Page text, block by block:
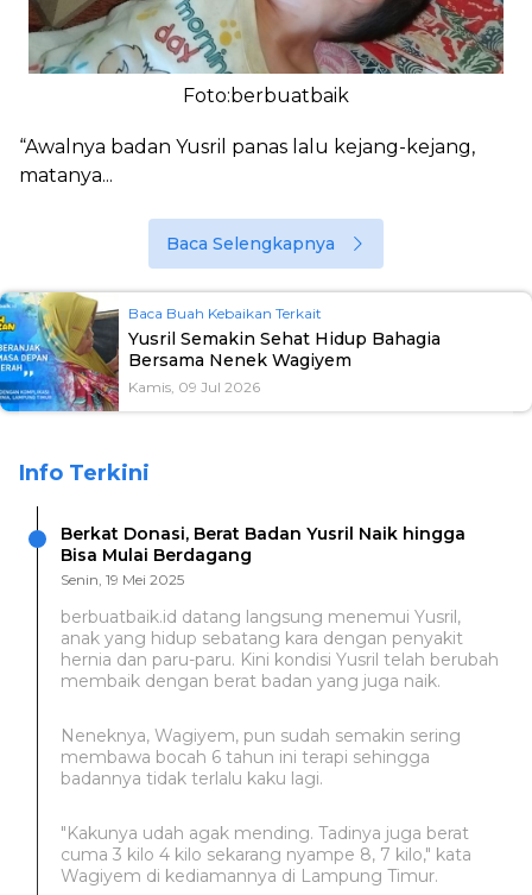
Foto:berbuatbaik
“Awalnya badan Yusril panas lalu kejang-kejang,
matanya...
Baca Selengkapnya
Baca Buah Kebaikan Terkait
Yusril Semakin Sehat Hidup Bahagia
Bersama Nenek Wagiyem
Kamis, 09 Jul 2026
Info Terkini
Berkat Donasi, Berat Badan Yusril Naik hingga
Bisa Mulai Berdagang
Senin, 19 Mei 2025
berbuatbaik.id datang langsung menemui Yusril,
anak yang hidup sebatang kara dengan penyakit
hernia dan paru-paru. Kini kondisi Yusril telah berubah
membaik dengan berat badan yang juga naik.
Neneknya, Wagiyem, pun sudah semakin sering
membawa bocah 6 tahun ini terapi sehingga
badannya tidak terlalu kaku lagi.
"Kakunya udah agak mending. Tadinya juga berat
cuma 3 kilo 4 kilo sekarang nyampe 8, 7 kilo," kata
Wagiyem di kediamannya di Lampung Timur.